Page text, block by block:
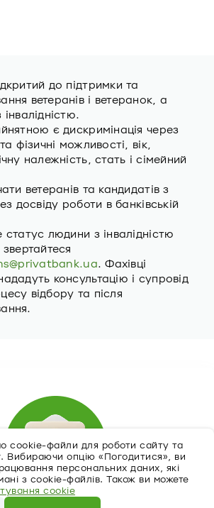
cookie-файли для роботи сайту та
Вибираючи опцію «Погодитися», ви
персональних даних, які
з cookie-файлів. Також ви можете
cookie
до підтримки та
ветеранів i ветеранок, а
є дискримінація через
фізичні можливості, вік,
належність, стать і сімейний
ветеранів та кандидатів з
досвіду роботи в банківській
людини з інвалідністю
. Фахівці
консультацію і супровід
відбору та після